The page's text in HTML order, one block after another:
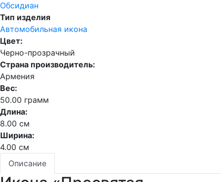
Обсидиан
Тип изделия
Автомобильная икона
Цвет:
Черно-прозрачный
Страна производитель:
Армения
Вес:
50.00 грамм
Длина:
8.00 см
Ширина:
4.00 см
Описание